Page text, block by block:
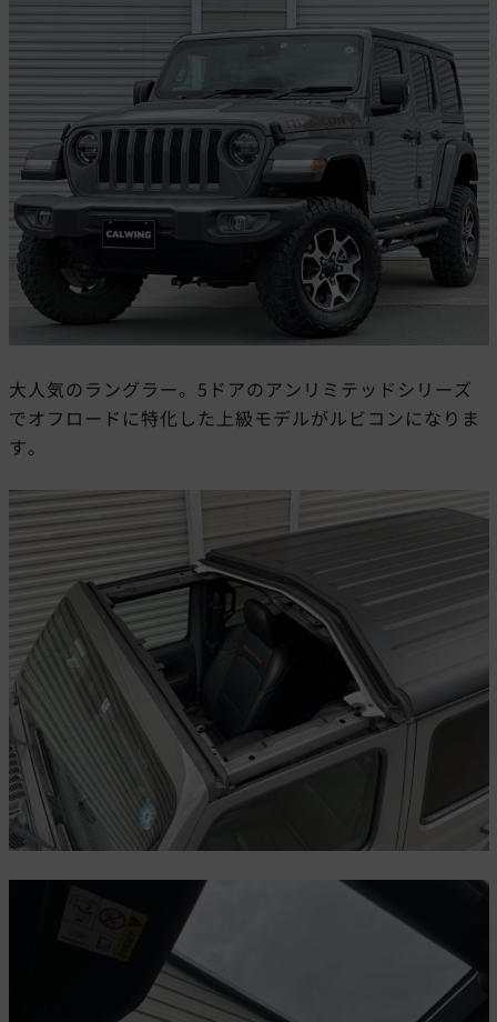
大人気のラングラー。5ドアのアンリミテッドシリーズ
でオフロードに特化した上級モデルがルビコンになりま
す。